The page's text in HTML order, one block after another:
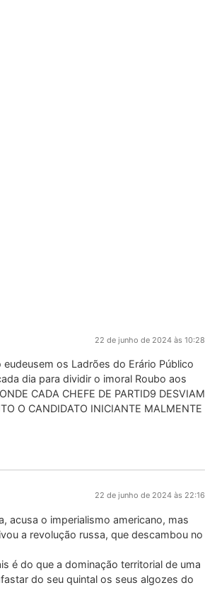
22 de junho de 2024 às 10:28
os Ladrões do Erário Público
dia para dividir o imoral Roubo aos
CADA CHEFE DE PARTID9 DESVIAM
O CANDIDATO INICIANTE MALMENTE
22 de junho de 2024 às 22:16
acusa o imperialismo americano, mas
a revolução russa, que descambou no
é do que a dominação territorial de uma
do seu quintal os seus algozes do